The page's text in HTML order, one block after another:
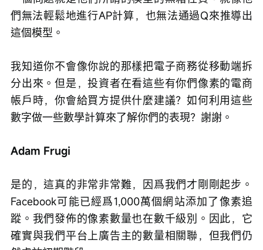
們無法輕鬆地進行AP計算，也無法通過Q來推導出
這個模型。
我知道你不會像你說的那樣把電子商務從移動端拆
分出來。但是，投資者在看這些有你們像素的電商
帳戶時，你會給買方提供什麼建議？如何利用這些
數字做一些數學計算來了解你們的表現？謝謝。
Adam Frugi
是的，這真的非常非常難，因爲我們才剛剛起步。
Facebook可能已經爲1,000萬個網站添加了像素追
蹤。我們發佈的像素數量也在數千級別。因此，它
確實與我們平台上廣告主的數量相關聯，但我們仍